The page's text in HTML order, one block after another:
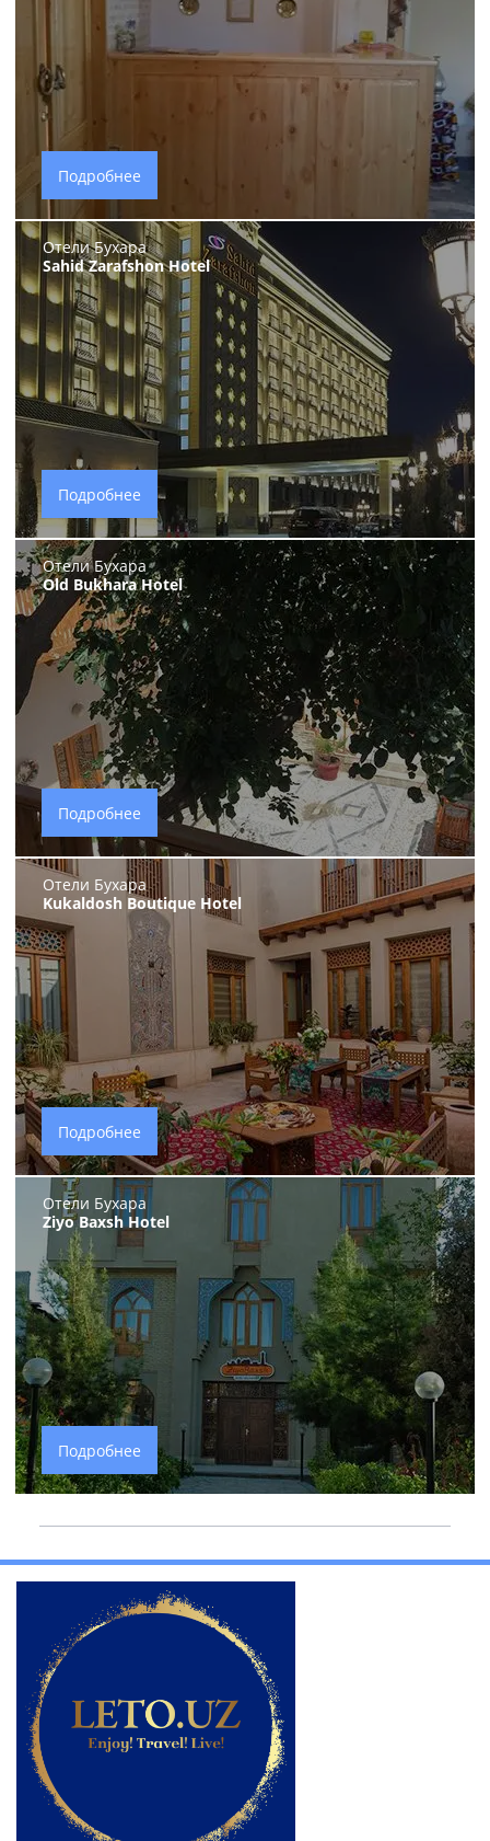
Подробнее
Отели Бухара
Sahid Zarafshon Hotel
Подробнее
Отели Бухара
Old Bukhara Hotel
Подробнее
Отели Бухара
Kukaldosh Boutique Hotel
Подробнее
Отели Бухара
Ziyo Baxsh Hotel
Подробнее